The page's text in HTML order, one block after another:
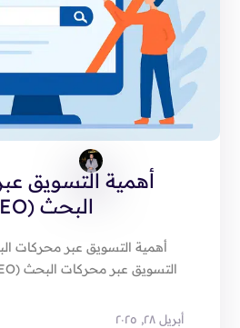
أهمية التسويق
البحث (SEO)
أبريل ٢٨, ٢٠٢٥
التسويق عبر محركات البحث (SEO)؟ التسويق عبر ...